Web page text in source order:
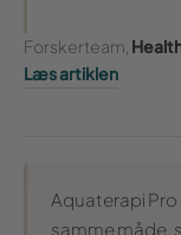
Forskerteam,
Læs artiklen
Aquaterapi
samme måde,